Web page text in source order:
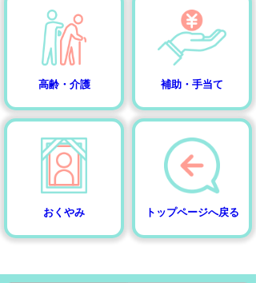
高齢・介護 補助・手当て
おくやみ トップページへ戻る